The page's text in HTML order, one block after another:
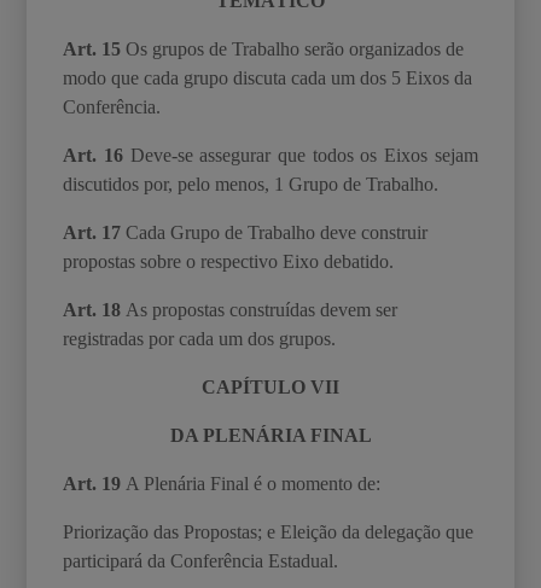
Art. 15Os grupos de Trabalho serão organizados de
modo que cada grupo discuta cada umdos 5 Eixos da
Conferência.
Art. 16 Deve-se assegurar que todos os Eixos sejam
discutidos por, pelo menos, 1 Grupo deTrabalho.
Art. 17Cada Grupo de Trabalho deve construir
propostas sobre o respectivo Eixo debatido.
Art. 18 As propostas construídas devem ser
registradas por cada um dos grupos.
CAPÍTULO VII
DA PLENÁRIA FINAL
Art. 19 A Plenária Final é o momento de:
Priorização das Propostas; e Eleição da delegação que
participará da Conferência Estadual.